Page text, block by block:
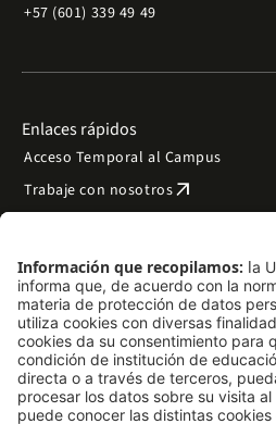
+57 (601) 339 49 49
Enlaces rápidos
Acceso Temporal al Campus
Trabaje con nosotrosarrow_outward
Preguntas frecuentes
Filantropía y donacionesarrow_outward
Mapa del sitio arrow_outward
Síguenos